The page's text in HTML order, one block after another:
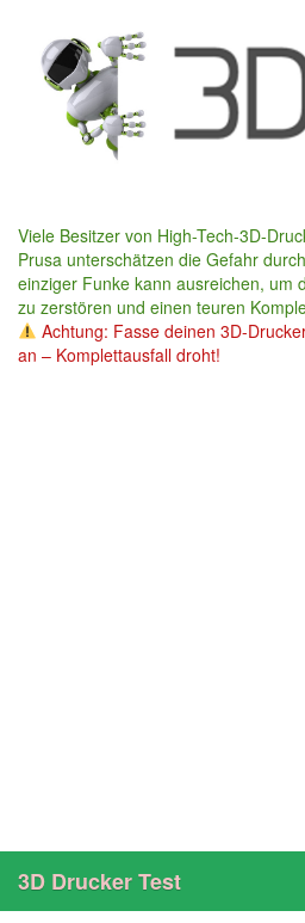
content
Viele Besitzer von High-Tech-3D-
Prusa unterschätzen die Gefahr
einziger Funke kann ausreichen, um
zu zerstören und einen teuren
Achtung: Fasse deinen 3D-
an – Komplettausfall droht!
3D Drucker Test